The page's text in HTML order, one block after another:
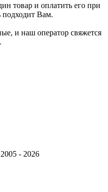
товар и оплатить его при
подходит Вам.
и наш оператор свяжется
- 2026